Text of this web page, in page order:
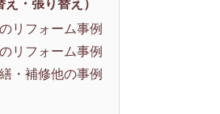
・張り替え）
リフォーム事例
リフォーム事例
・補修他の事例